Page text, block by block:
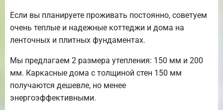
Если вы планируете проживать постоянно, советуем
очень теплые и надежные коттеджи и дома на
ленточных и плитных фундаментах.
Мы предлагаем 2 размера утепления: 150 мм и 200
мм. Каркасные дома с толщиной стен 150 мм
получаются дешевле, но менее
энергоэффективными.